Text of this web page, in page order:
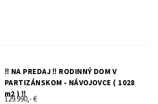
‼️ NA PREDAJ ‼️ RODINNÝ DOM V
PARTIZÁNSKOM - NÁVOJOVCE ( 1028
m2 ) ‼️
129.990,- €